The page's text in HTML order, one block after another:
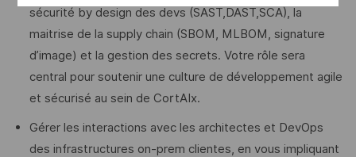
sécurité by design des devs (SAST,DAST,SCA), la
maitrise de la supply chain (SBOM, MLBOM, signature
d’image) et la gestion des secrets. Votre rôle sera
central pour soutenir une culture de développement agile
et sécurisé au sein de CortAIx.
Gérer les interactions avec les architectes et DevOps
des infrastructures on-prem clientes, en vous impliquant